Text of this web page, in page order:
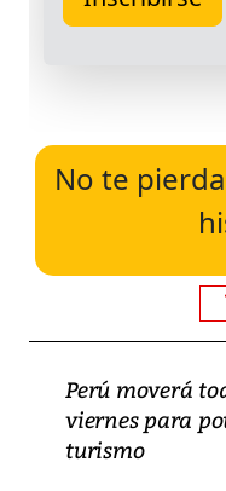
No te
Perú moverá
viernes para
turismo